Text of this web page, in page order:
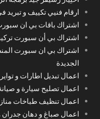
ارقام فنيي تكييف و تبريد
اشتراك باقات بي ان
اشتراك بي أن سبورت
الجديدة
اعمال تبديل اطارات و
اعمال تصليح سيارة و
اعمال تنظيف طباخات
اعمال صباغ و دهان جدران